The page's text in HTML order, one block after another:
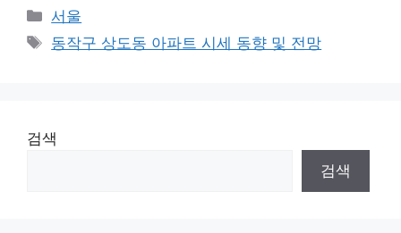
Categories
서울
Tags
동작구 상도동 아파트 시세 동향 및 전망
검색
검색